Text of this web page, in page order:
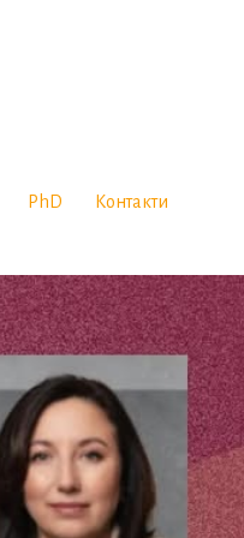
PhD Контакти